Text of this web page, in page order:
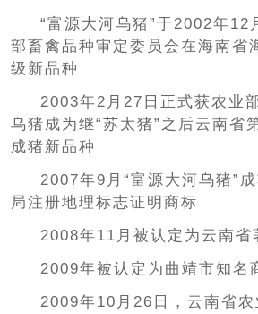
“富源大河乌猪”于2002年12
部畜禽品种审定委员会在海南省
级新品种
2003年2月27日正式获农业
乌猪成为继“苏太猪”之后云南省
成猪新品种
2007年9月“富源大河乌猪”
局注册地理标志证明商标
2008年11月被认定为云南省
2009年被认定为曲靖市知名
2009年10月26日，云南省